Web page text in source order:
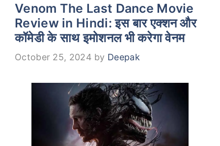
Venom The Last Dance Movie
Review in Hindi: इस बार एक्शन और
कॉमेडी के साथ इमोशनल भी करेगा वेनम
October 25, 2024 by Deepak